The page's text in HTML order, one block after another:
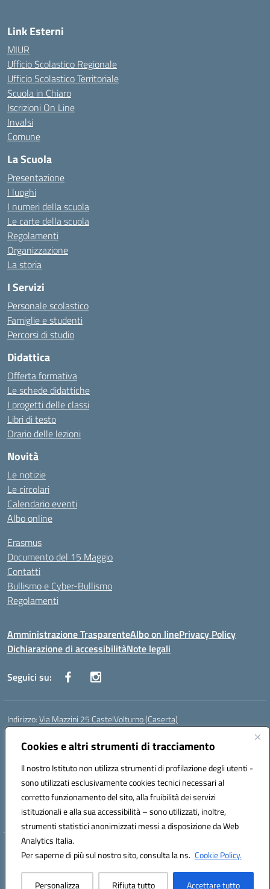
Cookies e altri strumenti di tracciamento
Il nostro Istituto non utilizza strumenti di profilazione degli utenti -
sono utilizzati esclusivamente cookies tecnici necessari al
corretto funzionamento del sito, alla fruibilità dei servizi
istituzionali e alla sua accessibilità – sono utilizzati, inoltre,
strumenti statistici anonimizzati messi a disposizione da Web
Analytics Italia.
Per saperne di più sul nostro sito, consulta la ns. Cookie Policy.
Personalizza Rifiuta tutto Accettare tutto
Link Esterni
MIUR
Ufficio Scolastico Regionale
Ufficio Scolastico Territoriale
Scuola in Chiaro
Iscrizioni On Line
Invalsi
Comune
La Scuola
Presentazione
I luoghi
I numeri della scuola
Le carte della scuola
Regolamenti
Organizzazione
La storia
I Servizi
Personale scolastico
Famiglie e studenti
Percorsi di studio
Didattica
Offerta formativa
Le schede didattiche
I progetti delle classi
Libri di testo
Orario delle lezioni
Novità
Le notizie
Le circolari
Calendario eventi
Albo online
Erasmus
Documento del 15 Maggio
Contatti
Bullismo e Cyber-Bullismo
Regolamenti
Amministrazione TrasparenteAlbo on linePrivacy Policy
Dichiarazione di accessibilitàNote legali
Seguici su:
Indirizzo:Via Mazzini 25 CastelVolturno (Caserta)
Centralino:
Posta elettronica certificata (PEC):ceis014005@pec.istruzione.it
Codice fiscale: 93063510619
Codice meccanografico:CEIS014005
Codice Indice delle Pubbliche Amministrazioni (IPA): istsc_ceis014005
Codice unico di fatturazione (CUF): UOU8EW
Hosting & Powered by 3D Solution S.r.l.
Concept & Design by Designers Italia